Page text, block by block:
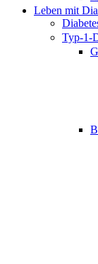
Leben mit
Typ-1-